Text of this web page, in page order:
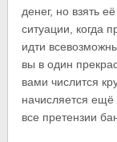
денег, но взять
ситуации, когда
идти
вы в один
вами числится
начисляется ещё
все претензии